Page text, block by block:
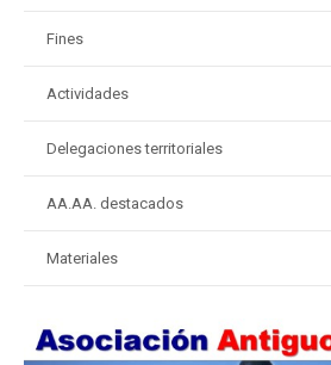
Fines
Actividades
Delegaciones territoriales
AA.AA. destacados
Materiales